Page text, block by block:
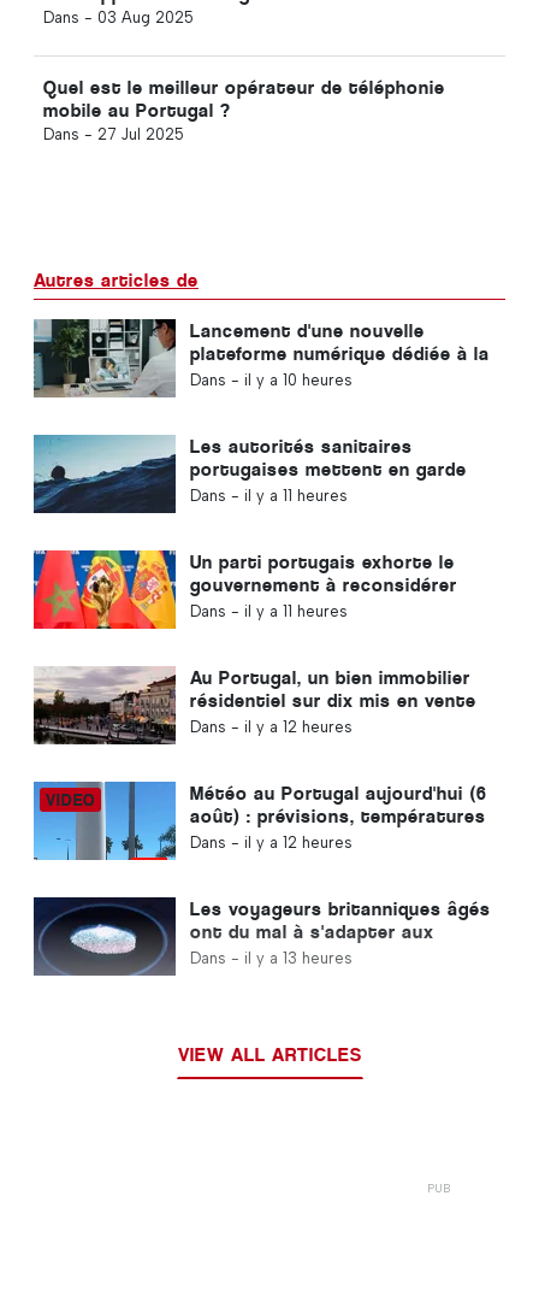
Dans - 03 Aug 2025
Quel est le meilleur opérateur de téléphonie
mobile au Portugal ?
Dans - 27 Jul 2025
Autres articles de
Lancement d'une nouvelle
plateforme numérique dédiée à la
santé au Portugal
Dans - il y a 10 heures
Les autorités sanitaires
portugaises mettent en garde
contre les risques de noyade
Dans - il y a 11 heures
Un parti portugais exhorte le
gouvernement à reconsidérer
l'organisation de la Coupe du
Dans - il y a 11 heures
Au Portugal, un bien immobilier
résidentiel sur dix mis en vente
se vend en moins d'une semaine
Dans - il y a 12 heures
Météo au Portugal aujourd'hui (6
août) : prévisions, températures
et à quoi s'attendre
Dans - il y a 12 heures
Les voyageurs britanniques âgés
ont du mal à s'adapter aux
nouveaux contrôles
Dans - il y a 13 heures
VIEW ALL ARTICLES